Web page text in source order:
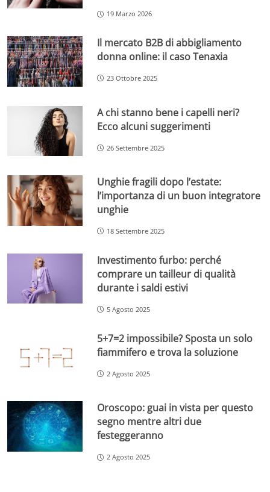
19 Marzo 2026
Il mercato B2B di abbigliamento
donna online: il caso Tenaxia
23 Ottobre 2025
A chi stanno bene i capelli neri?
Ecco alcuni suggerimenti
26 Settembre 2025
Unghie fragili dopo l’estate:
l’importanza di un buon integratore
unghie
18 Settembre 2025
Investimento furbo: perché
comprare un tailleur di qualità
durante i saldi estivi
5 Agosto 2025
5+7=2 impossibile? Sposta un solo
fiammifero e trova la soluzione
2 Agosto 2025
Oroscopo: guai in vista per questo
segno mentre altri due
festeggeranno
2 Agosto 2025